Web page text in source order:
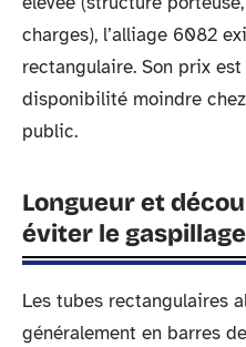
charges), l’alliage 6082
rectangulaire. Son prix
disponibilité moindre
public.
Longueur et
éviter le
Les tubes rectangulaires
généralement en barres